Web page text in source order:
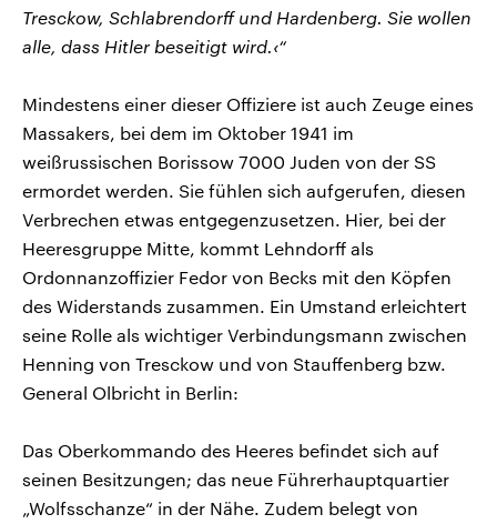
Tresckow, Schlabrendorff und Hardenberg. Sie wollen
alle, dass Hitler beseitigt wird.‹“
Mindestens einer dieser Offiziere ist auch Zeuge eines
Massakers, bei dem im Oktober 1941 im
weißrussischen Borissow 7000 Juden von der SS
ermordet werden. Sie fühlen sich aufgerufen, diesen
Verbrechen etwas entgegenzusetzen. Hier, bei der
Heeresgruppe Mitte, kommt Lehndorff als
Ordonnanzoffizier Fedor von Becks mit den Köpfen
des Widerstands zusammen. Ein Umstand erleichtert
seine Rolle als wichtiger Verbindungsmann zwischen
Henning von Tresckow und von Stauffenberg bzw.
General Olbricht in Berlin:
Das Oberkommando des Heeres befindet sich auf
seinen Besitzungen; das neue Führerhauptquartier
„Wolfsschanze“ in der Nähe. Zudem belegt von